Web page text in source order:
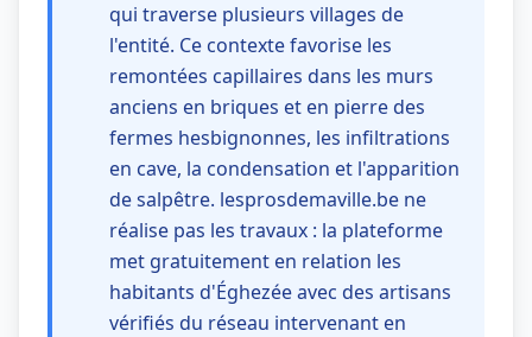
qui traverse plusieurs villages de
l'entité. Ce contexte favorise les
remontées capillaires dans les murs
anciens en briques et en pierre des
fermes hesbignonnes, les infiltrations
en cave, la condensation et l'apparition
de salpêtre. lesprosdemaville.be ne
réalise pas les travaux : la plateforme
met gratuitement en relation les
habitants d'Éghezée avec des artisans
vérifiés du réseau intervenant en